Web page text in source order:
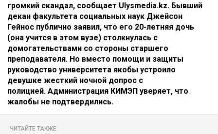
громкий скандал, сообщает Ulysmedia.kz. Бывший
декан факультета социальных наук Джейсон
Гейнос публично заявил, что его 20-летняя дочь
(она учится в этом вузе) столкнулась с
домогательствами со стороны старшего
преподавателя. Но вместо помощи и защиты
руководство университета якобы устроило
девушке жесткий ночной допрос с
полицией. Администрация КИМЭП уверяет, что
жалобы не подтвердились.
ЧИТАЙТЕ ТАКЖЕ